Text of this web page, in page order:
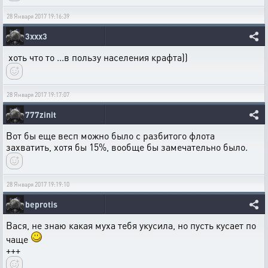
28 Января 2017 19:16:39
3ххх3
хоть что то ...в пользу населения крафта))
28 Января 2017 19:17:07
777zinit
Вот бы еще весп можно было с разбитого флота
захватить, хотя бы 15%, вообще бы замечательно было.
28 Января 2017 19:19:10
beprotis
Вася, не знаю какая муха тебя укусила, но пусть кусает по
чаще
+++